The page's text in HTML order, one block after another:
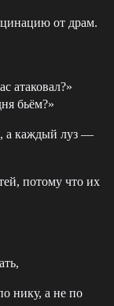
от драм.
атаковал?»
бьём?»
а каждый луз —
потому что их
нику, а не по